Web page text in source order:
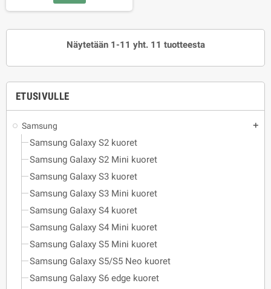
ETUSIVULLE
Samsung add
Samsung Galaxy S2 kuoret
Samsung Galaxy S2 Mini kuoret
Samsung Galaxy S3 kuoret
Samsung Galaxy S3 Mini kuoret
Samsung Galaxy S4 kuoret
Samsung Galaxy S4 Mini kuoret
Samsung Galaxy S5 Mini kuoret
Samsung Galaxy S5/S5 Neo kuoret
Samsung Galaxy S6 edge kuoret
Näytetään 1-11 yht. 11 tuotteesta